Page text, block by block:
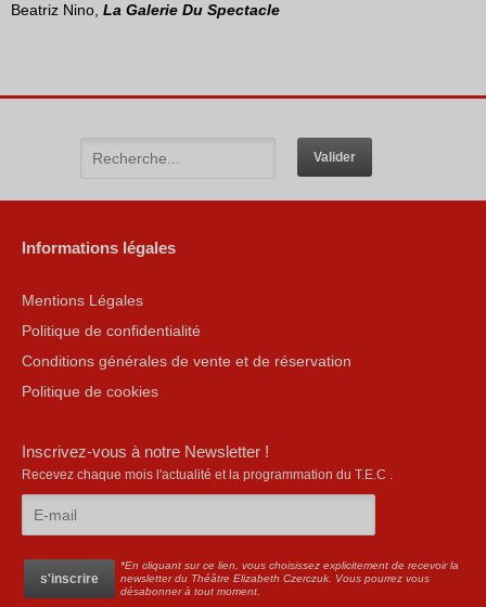
Beatriz Nino, La Galerie Du Spectacle
Informations légales
Mentions Légales
Politique de confidentialité
Conditions générales de vente et de réservation
Politique de cookies
Inscrivez-vous à notre Newsletter !
Recevez chaque mois l'actualité et la programmation du T.E.C .
*En cliquant sur ce lien, vous choisissez explicitement de recevoir la
newsletter du Théâtre Elizabeth Czerczuk. Vous pourrez vous
désabonner à tout moment.